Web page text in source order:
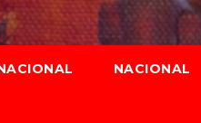
NACIONAL